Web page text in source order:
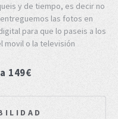
y de tiempo, es decir no
las fotos en
para que lo paseis a los
movil o la televisión
149€